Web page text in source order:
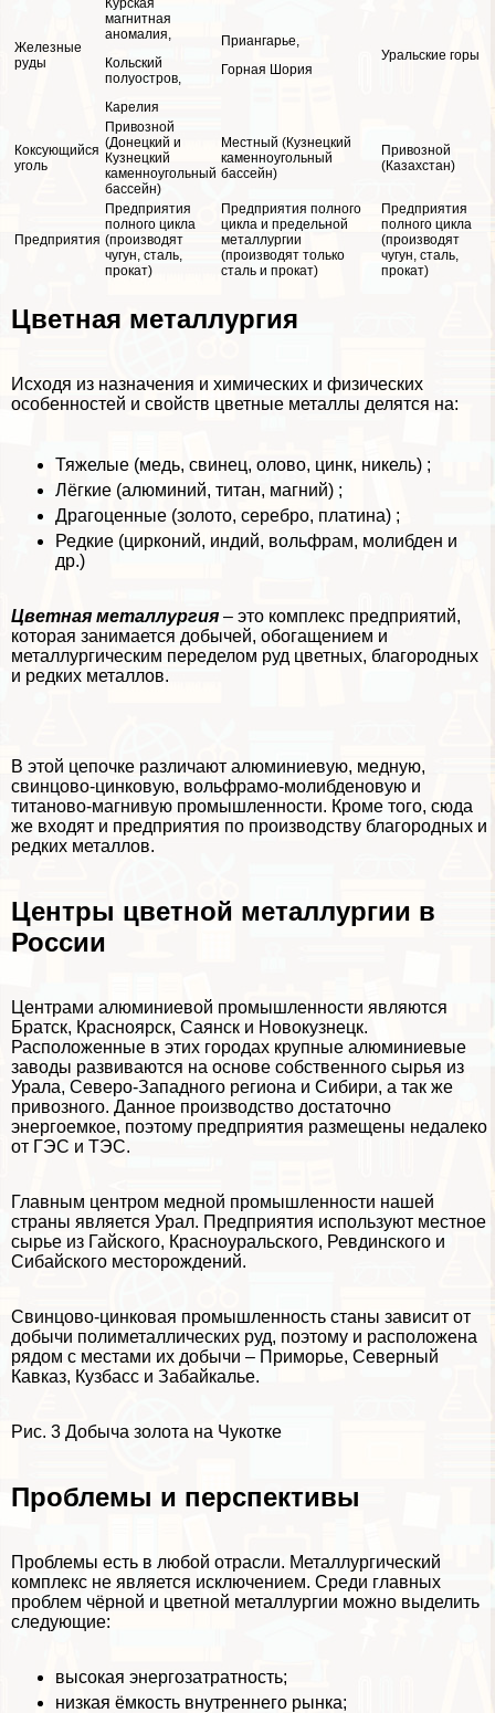
Железные
руды
Курская
магнитная
аномалия,
Кольский
полуостров,
Карелия
Приангарье,
Горная Шория
Уральские горы
Коксующийся
уголь
Привозной
(Донецкий и
Кузнецкий
каменноугольный
бассейн)
Местный (Кузнецкий
каменноугольный
бассейн)
Привозной
(Казахстан)
Предприятия
Предприятия
полного цикла
(производят
чугун, сталь,
прокат)
Предприятия полного
цикла и предельной
металлургии
(производят только
сталь и прокат)
Предприятия
полного цикла
(производят
чугун, сталь,
прокат)
Цветная металлургия
Исходя из назначения и химических и физических
особенностей и свойств цветные металлы делятся на:
Тяжелые (медь, свинец, олово, цинк, никель) ;
Лёгкие (алюминий, титан, магний) ;
Драгоценные (золото, серебро, платина) ;
Редкие (цирконий, индий, вольфрам, молибден и
др.)
Цветная металлургия – это комплекс предприятий,
которая занимается добычей, обогащением и
металлургическим переделом руд цветных, благородных
и редких металлов.
В этой цепочке различают алюминиевую, медную,
свинцово-цинковую, вольфрамо-молибденовую и
титаново-магнивую промышленности. Кроме того, сюда
же входят и предприятия по производству благородных и
редких металлов.
Центры цветной металлургии в
России
Центрами алюминиевой промышленности являются
Братск, Красноярск, Саянск и Новокузнецк.
Расположенные в этих городах крупные алюминиевые
заводы развиваются на основе собственного сырья из
Урала, Северо-Западного региона и Сибири, а так же
привозного. Данное производство достаточно
энергоемкое, поэтому предприятия размещены недалеко
от ГЭС и ТЭС.
Главным центром медной промышленности нашей
страны является Урал. Предприятия используют местное
сырье из Гайского, Красноуральского, Ревдинского и
Сибайского месторождений.
Свинцово-цинковая промышленность станы зависит от
добычи полиметаллических руд, поэтому и расположена
рядом с местами их добычи – Приморье, Северный
Кавказ, Кузбасс и Забайкалье.
Рис. 3 Добыча золота на Чукотке
Проблемы и перспективы
Проблемы есть в любой отрасли. Металлургический
комплекс не является исключением. Среди главных
проблем чёрной и цветной металлургии можно выделить
следующие:
высокая энергозатратность;
низкая ёмкость внутреннего рынка;